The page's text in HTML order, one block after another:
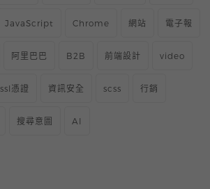
JavaScript Chrome 網站 電子報
阿里巴巴 B2B 前端設計 video
ssl憑證 資訊安全 scss 行銷
搜尋意圖 AI